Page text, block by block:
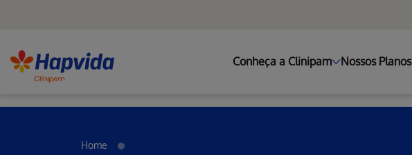
Pular para o Conteúdo principal
Conheça a Clinipam Nossos Planos
Home